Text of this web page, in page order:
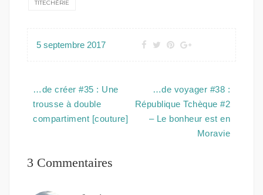
TITECHÉRIE
5 septembre 2017
Navigation
de
l’article
…de créer #35 : Une
trousse à double
compartiment [couture]
…de voyager #38 :
République Tchèque #2
– Le bonheur est en
Moravie
3 Commentaires